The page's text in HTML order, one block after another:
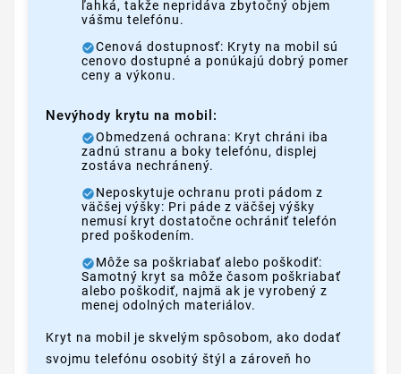
ľahká, takže nepridáva zbytočný objem
vášmu telefónu.
Cenová dostupnosť: Kryty na mobil sú
cenovo dostupné a ponúkajú dobrý pomer
ceny a výkonu.
Nevýhody krytu na mobil:
Obmedzená ochrana: Kryt chráni iba
zadnú stranu a boky telefónu, displej
zostáva nechránený.
Neposkytuje ochranu proti pádom z
väčšej výšky: Pri páde z väčšej výšky
nemusí kryt dostatočne ochrániť telefón
pred poškodením.
Môže sa poškriabať alebo poškodiť:
Samotný kryt sa môže časom poškriabať
alebo poškodiť, najmä ak je vyrobený z
menej odolných materiálov.
Kryt na mobil je skvelým spôsobom, ako dodať
svojmu telefónu osobitý štýl a zároveň ho